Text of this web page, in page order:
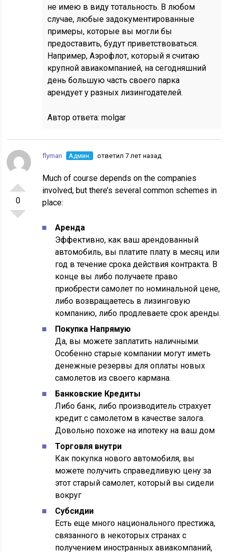
не имею в виду тотальность. В любом
случае, любые задокументированные
примеры, которые вы могли бы
предоставить, будут приветствоваться.
Например, Аэрофлот, который я считаю
крупной авиакомпанией, на сегодняшний
день большую часть своего парка
арендует у разных лизингодателей.
Автор ответа:molgar
0
flyman Админ. ответил 7 лет назад
Much of course depends on the companies
involved, but there’s several common schemes in
place:
Аренда
Эффективно, как ваш арендованный
автомобиль, вы платите плату в месяц или
год в течение срока действия контракта. В
конце вы либо получаете право
приобрести самолет по номинальной цене,
либо возвращаетесь в лизинговую
компанию, либо продлеваете срок аренды.
Покупка Напрямую
Да, вы можете заплатить наличными.
Особенно старые компании могут иметь
денежные резервы для оплаты новых
самолетов из своего кармана.
Банковские Кредиты
Либо банк, либо производитель страхует
кредит с самолетом в качестве залога.
Довольно похоже на ипотеку на ваш дом
Торговля внутри
Как покупка нового автомобиля, вы
можете получить справедливую цену за
этот старый самолет, который вы сидели
вокруг
Субсидии
Есть еще много национального престижа,
связанного в некоторых странах с
получением иностранных авиакомпаний,